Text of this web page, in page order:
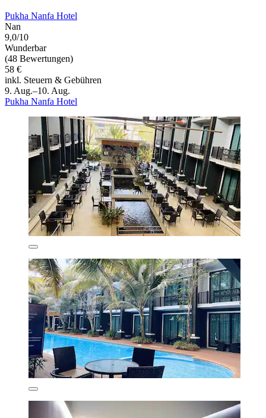
Pukha Nanfa Hotel
Nan
9,0/10
Wunderbar
(48 Bewertungen)
58 €
inkl. Steuern & Gebühren
9. Aug.–10. Aug.
Pukha Nanfa Hotel